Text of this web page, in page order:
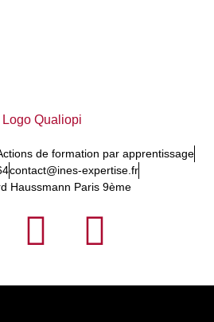
de formation par apprentissage
contact@ines-expertise.fr
Haussmann Paris 9ème